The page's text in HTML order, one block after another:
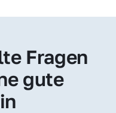
Fragen
gute